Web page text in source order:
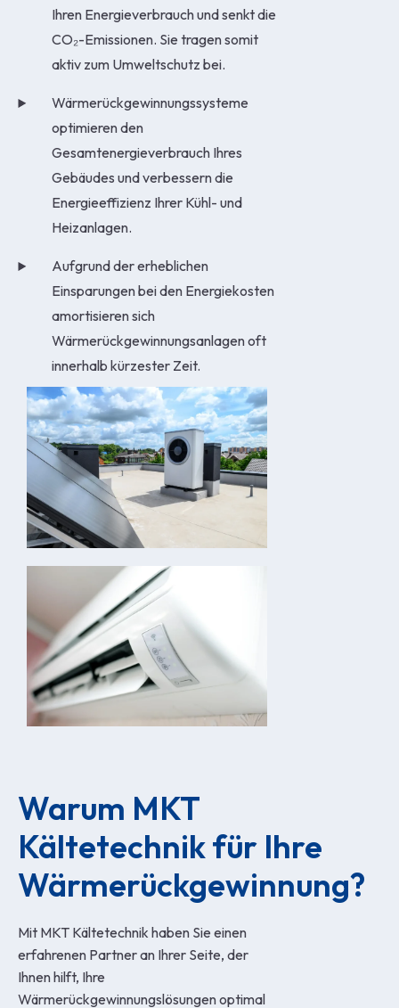
Ihren Energieverbrauch und senkt die
CO₂-Emissionen. Sie tragen somit
aktiv zum Umweltschutz bei.
Wärmerückgewinnungssysteme
optimieren den
Gesamtenergieverbrauch Ihres
Gebäudes und verbessern die
Energieeffizienz Ihrer Kühl- und
Heizanlagen.
Aufgrund der erheblichen
Einsparungen bei den Energiekosten
amortisieren sich
Wärmerückgewinnungsanlagen oft
innerhalb kürzester Zeit.
Warum MKT
Kältetechnik für Ihre
Wärmerückgewinnung?
Mit MKT Kältetechnik haben Sie einen
erfahrenen Partner an Ihrer Seite, der
Ihnen hilft, Ihre
Wärmerückgewinnungslösungen optimal